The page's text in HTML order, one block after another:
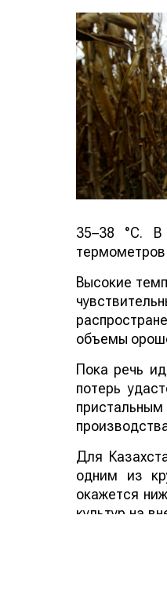
35–38 °C. В
Высокие
объемы
Пока речь
потерь
пристальным
Для
одним из
окажется
культур на